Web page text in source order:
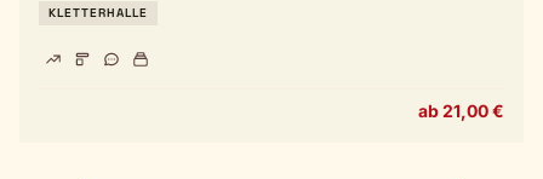
KLETTERHALLE
ab 21,00 €